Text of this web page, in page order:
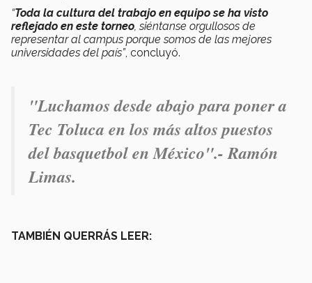
“Toda la cultura del trabajo en equipo se ha visto
reflejado en este torneo , siéntanse orgullosos de
representar al campus porque somos de las mejores
universidades del país”, concluyó.
"Luchamos desde abajo para poner a
Tec Toluca en los más altos puestos
del basquetbol en México".- Ramón
Limas.
TAMBIÉN QUERRÁS LEER: